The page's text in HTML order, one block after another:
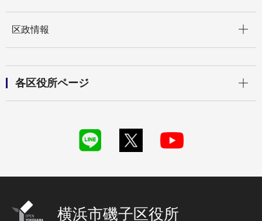
区政情報
各区役所ページ
横浜市磯子区役所